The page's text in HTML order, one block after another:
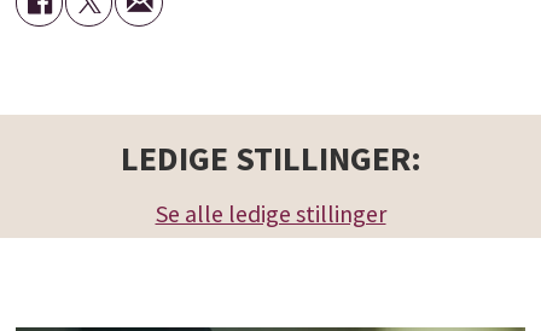
LEDIGE STILLINGER:
Se alle ledige stillinger